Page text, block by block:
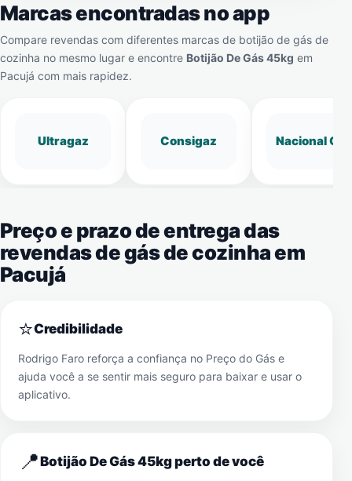
Marcas encontradas no app
Compare revendas com diferentes marcas de botijão de gás de
cozinha no mesmo lugar e encontre Botijão De Gás 45kg em
Pacujá com mais rapidez.
Ultragaz Consigaz Nacional Gás
Preço e prazo de entrega das
revendas de gás de cozinha em
Pacujá
⭐Credibilidade
Rodrigo Faro reforça a confiança no Preço do Gás e
ajuda você a se sentir mais seguro para baixar e usar o
aplicativo.
📍Botijão De Gás 45kg perto de você